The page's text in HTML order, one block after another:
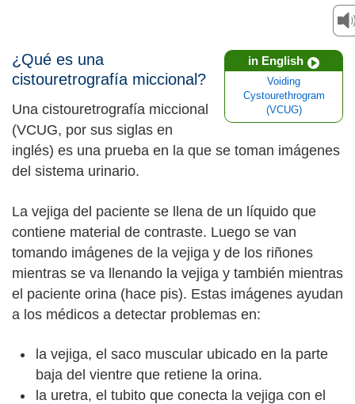
in English
Voiding
Cystourethrogram
(VCUG)
¿Qué es una
cistouretrografía miccional?
Una cistouretrografía miccional
(VCUG, por sus siglas en
inglés) es una prueba en la que se toman imágenes
del sistema urinario.
La vejiga del paciente se llena de un líquido que
contiene material de contraste. Luego se van
tomando imágenes de la vejiga y de los riñones
mientras se va llenando la vejiga y también mientras
el paciente orina (hace pis). Estas imágenes ayudan
a los médicos a detectar problemas en:
la vejiga, el saco muscular ubicado en la parte
baja del vientre que retiene la orina.
la uretra, el tubito que conecta la vejiga con el